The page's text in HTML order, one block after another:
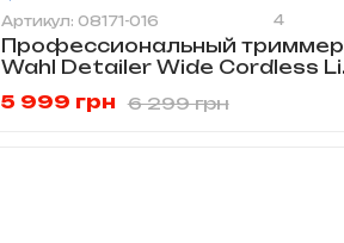
Артикул: 08171-016 4
Профессиональный триммер
Wahl Detailer Wide Cordless Li
6 299 грн
5 999 грн